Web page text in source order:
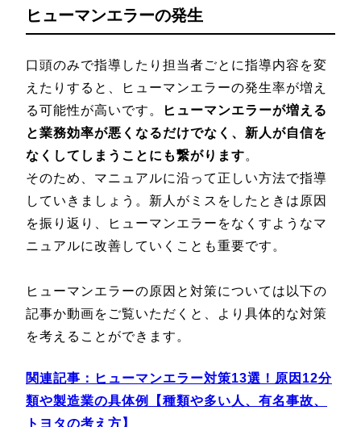
ヒューマンエラーの発生
口頭のみで指導したり担当者ごとに指導内容を変
えたりすると、ヒューマンエラーの発生率が増え
る可能性が高いです。
ヒューマンエラーが増える
と業務効率が悪くなるだけでなく、新人が自信を
なくしてしまうことにも繋がります。
そのため、マニュアルに沿って正しい方法で指導
していきましょう。新人がミスをしたときは原因
を振り返り、ヒューマンエラーをなくすようなマ
ニュアルに改善していくことも重要です。
ヒューマンエラーの原因と対策については以下の
記事か動画をご覧いただくと、より具体的な対策
を考えることができます。
関連記事： ヒューマンエラー対策13選！原因12分
類や製造業の具体例【種類や多い人、有名事故、
トヨタの考え方】